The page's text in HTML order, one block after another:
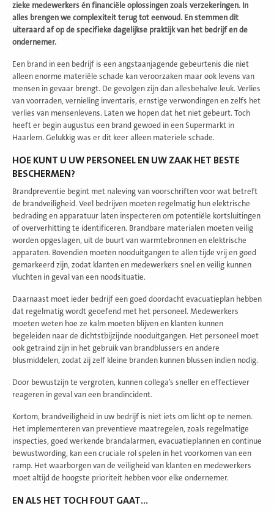
zieke medewerkers én financiële oplossingen zoals verzekeringen. In
alles brengen we complexiteit terug tot eenvoud. En stemmen dit
uiteraard af op de specifieke dagelijkse praktijk van het bedrijf en de
ondernemer.
Een brand in een bedrijf is een angstaanjagende gebeurtenis die niet
alleen enorme materiële schade kan veroorzaken maar ook levens van
mensen in gevaar brengt. De gevolgen zijn dan allesbehalve leuk. Verlies
van voorraden, vernieling inventaris, ernstige verwondingen en zelfs het
verlies van mensenlevens. Laten we hopen dat het niet gebeurt. Toch
heeft er begin augustus een brand gewoed in een Supermarkt in
Haarlem. Gelukkig was er dit keer alleen materiele schade.
HOE KUNT U UW PERSONEEL EN UW ZAAK HET BESTE
BESCHERMEN?
Brandpreventie begint met naleving van voorschriften voor wat betreft
de brandveiligheid. Veel bedrijven moeten regelmatig hun elektrische
bedrading en apparatuur laten inspecteren om potentiële kortsluitingen
of oververhitting te identificeren. Brandbare materialen moeten veilig
worden opgeslagen, uit de buurt van warmtebronnen en elektrische
apparaten. Bovendien moeten nooduitgangen te allen tijde vrij en goed
gemarkeerd zijn, zodat klanten en medewerkers snel en veilig kunnen
vluchten in geval van een noodsituatie.
Daarnaast moet ieder bedrijf een goed doordacht evacuatieplan hebben
dat regelmatig wordt geoefend met het personeel. Medewerkers
moeten weten hoe ze kalm moeten blijven en klanten kunnen
begeleiden naar de dichtstbijzijnde nooduitgangen. Het personeel moet
ook getraind zijn in het gebruik van brandblussers en andere
blusmiddelen, zodat zij zelf kleine branden kunnen blussen indien nodig.
Door bewustzijn te vergroten, kunnen collega’s sneller en effectiever
reageren in geval van een brandincident.
Kortom, brandveiligheid in uw bedrijf is niet iets om licht op te nemen.
Het implementeren van preventieve maatregelen, zoals regelmatige
inspecties, goed werkende brandalarmen, evacuatieplannen en continue
bewustwording, kan een cruciale rol spelen in het voorkomen van een
ramp. Het waarborgen van de veiligheid van klanten en medewerkers
moet altijd de hoogste prioriteit hebben voor elke ondernemer.
EN ALS HET TOCH FOUT GAAT…